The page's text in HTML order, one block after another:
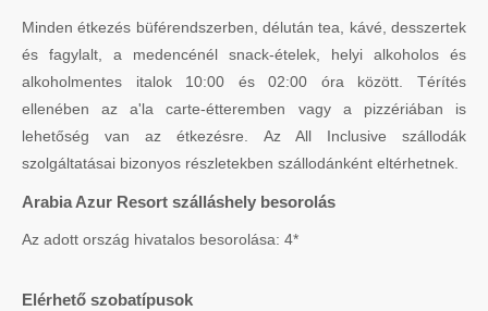
Minden étkezés büférendszerben, délután tea, kávé, desszertek
és fagylalt, a medencénél snack-ételek, helyi alkoholos és
alkoholmentes italok 10:00 és 02:00 óra között. Térítés
ellenében az a'la carte-étteremben vagy a pizzériában is
lehetőség van az étkezésre. Az All Inclusive szállodák
szolgáltatásai bizonyos részletekben szállodánként eltérhetnek.
Arabia Azur Resort szálláshely besorolás
Az adott ország hivatalos besorolása: 4*
Elérhető szobatípusok